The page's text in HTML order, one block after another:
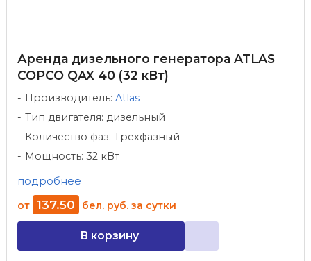
Аренда дизельного генератора ATLAS
COPCO QAX 40 (32 кВт)
Производитель: Atlas
Тип двигателя: дизельный
Количество фаз: Трехфазный
Мощность: 32 кВт
подробнее
от 137.50 бел. руб. за сутки
В корзину